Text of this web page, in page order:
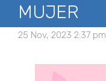
MUJER
25 Nov, 2023 2:37 pm